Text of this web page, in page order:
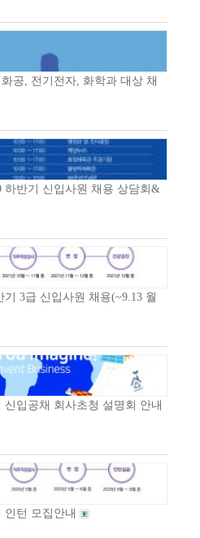
공, 전기전자, 화학과 대상 채
하반기 신입사원 채용 상담회&
3급 신입사원 채용(~9.13 월
신입공채 회사초청 설명회 안내
인턴 모집안내